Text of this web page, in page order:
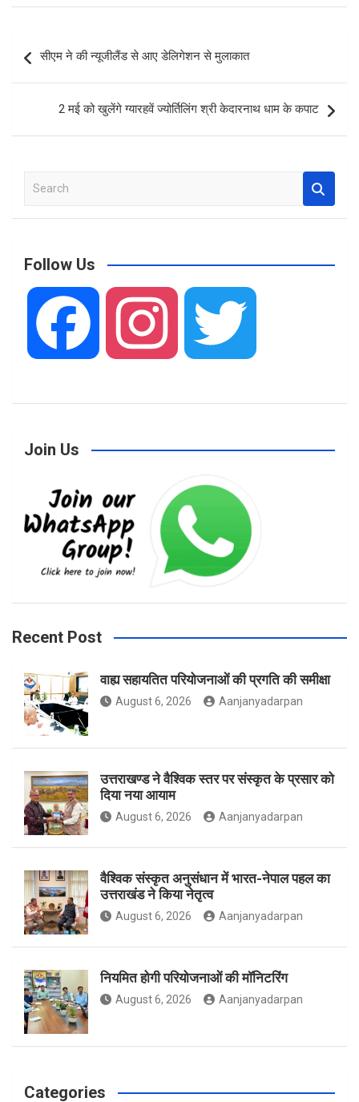
ce
o
o
k
at
s
A
p
p
ar
navigation
सीएम ने की न्यूजीलैंड से आए डेलिगेशन से मुलाकात
2 मई को खुलेंगे ग्यारहवें ज्योर्तिलिंग श्री केदारनाथ धाम के कपाट
a
c
Follow Us
o
k
g
m
e
Join Us
Recent Post
वाह्य सहायतित परियोजनाओं की प्रगति की समीक्षा
August 6, 2026 Aanjanyadarpan
उत्तराखण्ड ने वैश्विक स्तर पर संस्कृत के प्रसार को
दिया नया आयाम
August 6, 2026 Aanjanyadarpan
वैश्विक संस्कृत अनुसंधान में भारत-नेपाल पहल का
उत्तराखंड ने किया नेतृत्व
August 6, 2026 Aanjanyadarpan
नियमित होगी परियोजनाओं की मॉनिटरिंग
August 6, 2026 Aanjanyadarpan
Categories